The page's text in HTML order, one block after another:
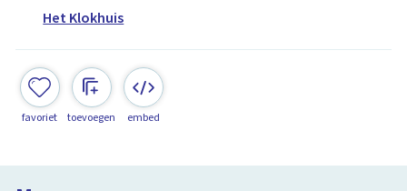
Het Klokhuis
favoriet toevoegen embed